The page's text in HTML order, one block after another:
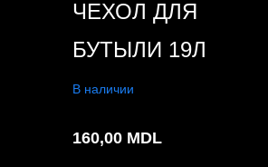
ЧЕХОЛ ДЛЯ
БУТЫЛИ 19Л
В наличии
160,00 MDL